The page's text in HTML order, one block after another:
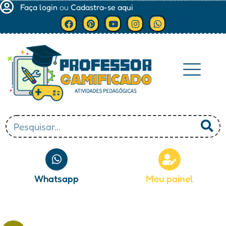
Faça login ou Cadastra-se aqui
Whatsapp Meu painel